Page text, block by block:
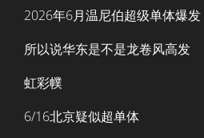
2026年6月温尼伯超级单体爆发
所以说华东是不是龙卷风高发
虹彩幞
6/16北京疑似超单体